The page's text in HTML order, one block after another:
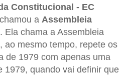
Constitucional - EC
a Assembleia
. Ela chama a Assembleia
ao mesmo tempo, repete os
de 1979 com apenas uma
1979, quando vai definir que